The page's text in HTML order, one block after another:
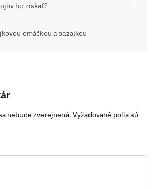
ho získať?
omáčkou a bazalkou
nebude zverejnená. Vyžadované polia sú